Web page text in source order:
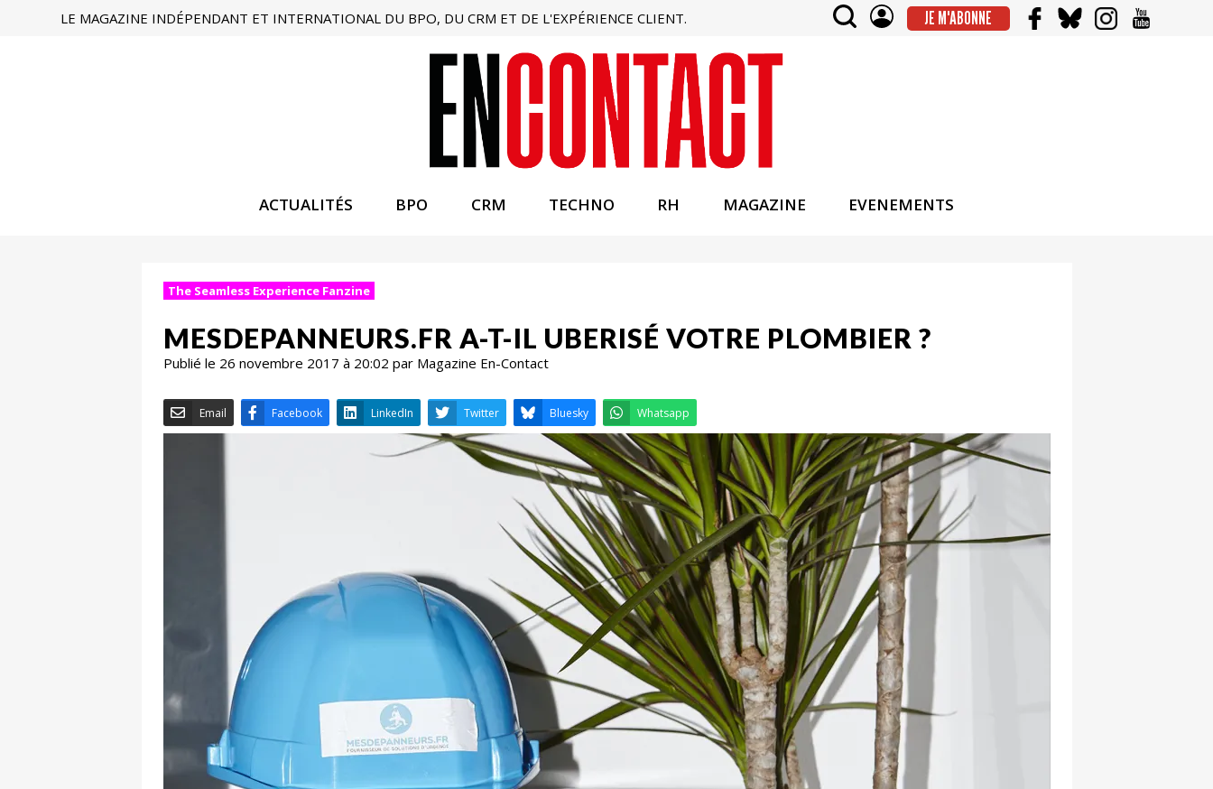
LE MAGAZINE INDÉPENDANT ET INTERNATIONAL DU BPO, DU CRM ET DE L'EXPÉRIENCE CLIENT. JE M'ABONNE
ACTUALITÉS BPO CRM TECHNO RH MAGAZINE EVENEMENTS
The Seamless Experience Fanzine
MESDEPANNEURS.FR A-T-IL UBERISÉ VOTRE PLOMBIER ?
Publié le 26 novembre 2017 à 20:02 par Magazine En-Contact
Twitter Bluesky Whatsapp